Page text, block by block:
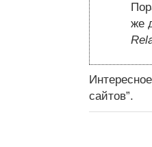
же
сайтов”.